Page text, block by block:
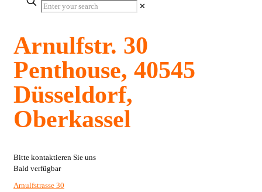
✕
Arnulfstr. 30
Penthouse, 40545
Düsseldorf,
Oberkassel
Bitte kontaktieren Sie uns
Bald verfügbar
Arnulfstrasse 30